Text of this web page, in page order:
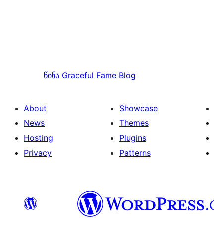
წინა Graceful Fame Blog
About
News
Hosting
Privacy
Showcase
Themes
Plugins
Patterns